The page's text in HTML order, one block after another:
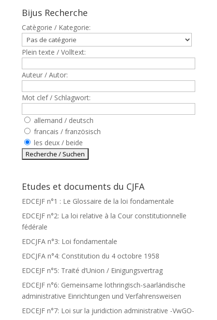
Bijus Recherche
Catègorie / Kategorie:
Plein texte / Volltext:
Auteur / Autor:
Mot clef / Schlagwort:
allemand / deutsch
francais / französisch
les deux / beide
Etudes et documents du CJFA
EDCEJF n°1 : Le Glossaire de la loi fondamentale
EDCEJF n°2: La loi relative à la Cour constitutionnelle
fédérale
EDCJFA n°3: Loi fondamentale
EDCJFA n°4: Constitution du 4 octobre 1958
EDCEJF n°5: Traité d’Union / Einigungsvertrag
EDCEJF n°6: Gemeinsame lothringisch-saarländische
administrative Einrichtungen und Verfahrensweisen
EDCEJF n°7: Loi sur la juridiction administrative -VwGO-